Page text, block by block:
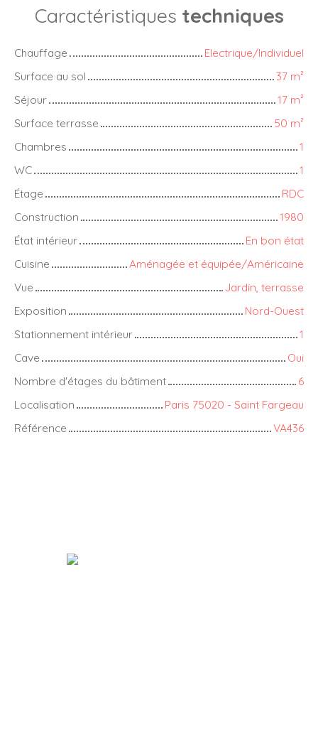
Caractéristiques techniques
Chauffage
Electrique/Individuel
Surface au sol
37 m²
Séjour
17 m²
Surface terrasse
50 m²
Chambres
1
WC
1
Étage
RDC
Construction
1980
État intérieur
En bon état
Cuisine
Aménagée et équipée/Américaine
Vue
Jardin, terrasse
Exposition
Nord-Ouest
Stationnement intérieur
1
Cave
Oui
Nombre d'étages du bâtiment
6
Localisation
Paris 75020 - Saint Fargeau
Référence
VA436